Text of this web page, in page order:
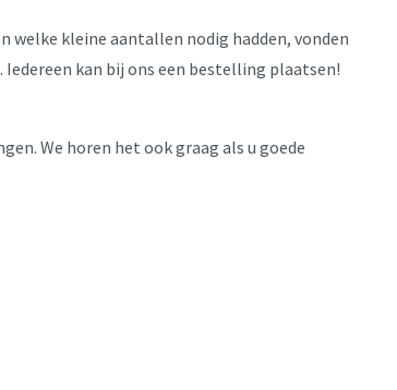
welke kleine aantallen nodig hadden, vonden
kan bij ons een bestelling plaatsen!
We horen het ook graag als u goede